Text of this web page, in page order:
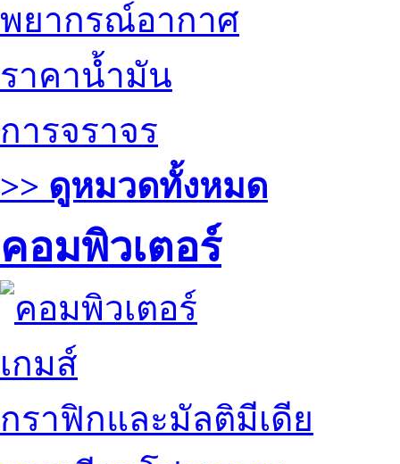
พยากรณ์อากาศ
ราคาน้ำมัน
การจราจร
>> ดูหมวดทั้งหมด
คอมพิวเตอร์
เกมส์
กราฟิกและมัลติมีเดีย